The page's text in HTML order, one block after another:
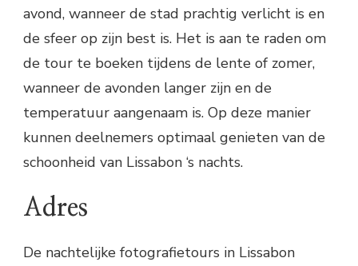
avond, wanneer de stad prachtig verlicht is en
de sfeer op zijn best is. Het is aan te raden om
de tour te boeken tijdens de lente of zomer,
wanneer de avonden langer zijn en de
temperatuur aangenaam is. Op deze manier
kunnen deelnemers optimaal genieten van de
schoonheid van Lissabon ‘s nachts.
Adres
De nachtelijke fotografietours in Lissabon